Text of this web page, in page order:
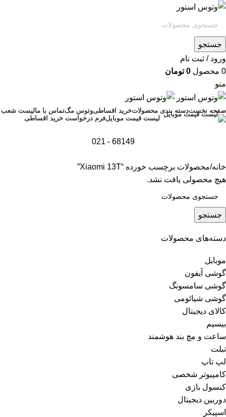
جستجو
ورود / ثبت نام
0 محصول 0 تومان
منو
صفحه نخستدسته بندی محصولاتخرید اقساطیوتوس مگتماس با مالیست شعب
لیست قیمت موبایلفرم درخواست خرید اقساطی
68149 - 021
دسته‌های محصولات
موبایل
گوشی آیفون
گوشی سامسونگ
گوشی شیائومی
کالای دیجیتال
بیسیم
ساعت و مچ بند هوشمند
تبلت
لپ تاپ
کامپیوتر شخصی
کنسول بازی
دوربین دیجیتال
اسپیکر
خانه محصولات برچسب خورده “Xiaomi 13T”
هیچ محصولی یافت نشد.
جستجو